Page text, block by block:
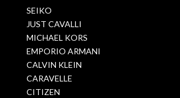
SEIKO
JUST CAVALLI
MICHAEL KORS
EMPORIO ARMANI
CALVIN KLEIN
CARAVELLE
CITIZEN